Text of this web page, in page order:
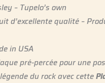
– Tupelo’s own
d’excellente qualité –
in USA
pré-percée pour une
du rock avec cette